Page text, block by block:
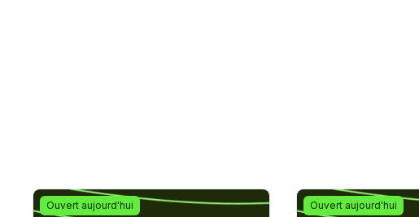
Ouvert aujourd'hui Ouvert aujourd'hui